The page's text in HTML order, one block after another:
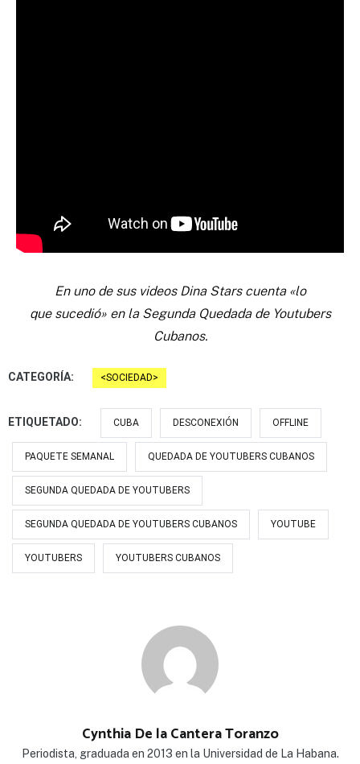
En uno de sus videos Dina Stars cuenta «lo
que sucedió» en la Segunda Quedada de Youtubers
Cubanos.
CATEGORÍA: SOCIEDAD
ETIQUETADO: CUBA DESCONEXIÓN OFFLINE
PAQUETE SEMANAL QUEDADA DE YOUTUBERS CUBANOS
SEGUNDA QUEDADA DE YOUTUBERS
SEGUNDA QUEDADA DE YOUTUBERS CUBANOS YOUTUBE
YOUTUBERS YOUTUBERS CUBANOS
Cynthia De la Cantera Toranzo
Periodista, graduada en 2013 en la Universidad de La Habana.